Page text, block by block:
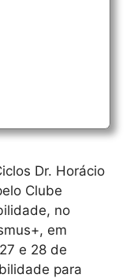
Dr. Horácio
Clube
no
em
e 28 de
para